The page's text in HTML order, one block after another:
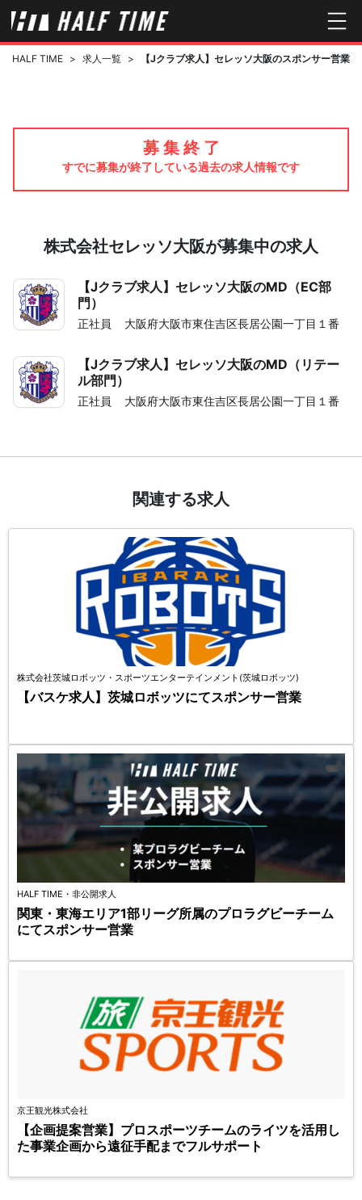
HALF TIME > 求人一覧 > 【Jクラブ求人】セレッソ大阪のスポンサー営業
募 集 終 了
すでに募集が終了している過去の求人情報です
株式会社セレッソ大阪が募集中の求人
【Jクラブ求人】セレッソ大阪のMD（EC部
門）
正社員 大阪府大阪市東住吉区長居公園一丁目１番
【Jクラブ求人】セレッソ大阪のMD（リテー
ル部門）
正社員 大阪府大阪市東住吉区長居公園一丁目１番
関連する求人
株式会社茨城ロボッツ・スポーツエンターテインメント(茨城ロボッツ)
【バスケ求人】茨城ロボッツにてスポンサー営業
HALF TIME・非公開求人
関東・東海エリア1部リーグ所属のプロラグビーチーム
にてスポンサー営業
京王観光株式会社
【企画提案営業】プロスポーツチームのライツを活用し
た事業企画から遠征手配までフルサポート